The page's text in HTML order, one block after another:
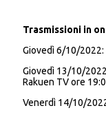
Trasmissioni in
Giovedì 6/10/2022:
Giovedì 13/10/
Rakuen TV ore
Venerdì 14/10/